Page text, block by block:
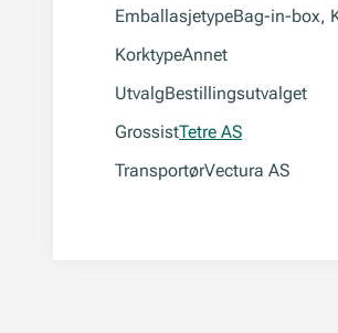
EmballasjetypeBag-in-box,
KorktypeAnnet
UtvalgBestillingsutvalget
GrossistTetre AS
TransportørVectura AS